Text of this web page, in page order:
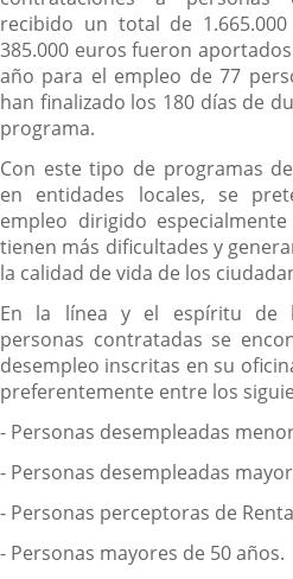
recibido un total de
385.000 euros fueron
año para el empleo de 77
han finalizado los 180 días de
programa.
Con este tipo de programas
en entidades locales, se
empleo dirigido
tienen más dificultades y
la calidad de vida de los
En la línea y el espíritu de
personas contratadas se
desempleo inscritas en su
preferentemente entre los
- Personas desempleadas
- Personas desempleadas
- Personas perceptoras de
- Personas mayores de 50 años.